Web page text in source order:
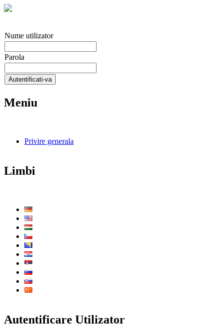
Nume utilizator
Parola
Autentificati-va
Meniu
Privire generala
Limbi
Autentificare Utilizator